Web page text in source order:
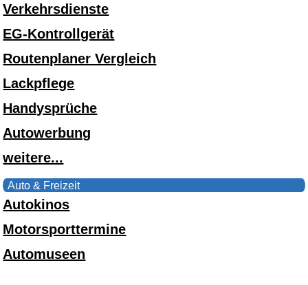
Verkehrsdienste
EG-Kontrollgerät
Routenplaner Vergleich
Lackpflege
Handysprüche
Autowerbung
weitere...
Auto & Freizeit
Autokinos
Motorsporttermine
Automuseen